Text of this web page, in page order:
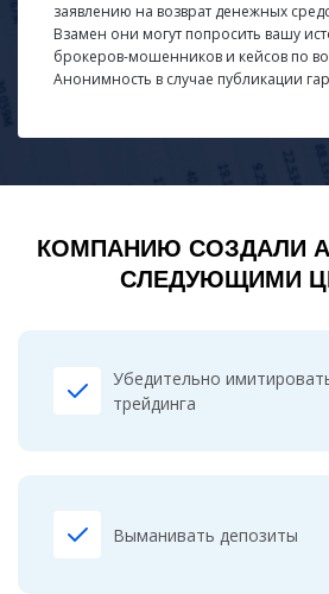
заявлению на возврат денежных
Взамен они могут попросить вашу
брокеров-мошенников и кейсов по
Анонимность в случае публикации
КОМПАНИЮ СОЗДАЛИ
СЛЕДУЮЩИМИ
Убедительно
трейдинга
Выманивать депозиты